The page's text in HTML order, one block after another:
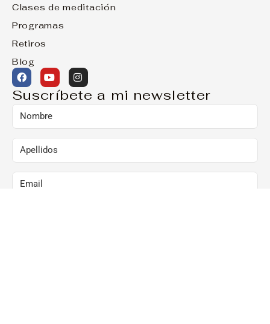
Clases de meditación
Programas
Retiros
Blog
Suscríbete a mi newsletter